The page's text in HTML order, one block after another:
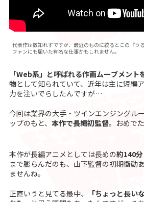
代表作は数知れずですが、最近のものに絞るとこの『う
ファンにも届いた有名な仕事かもしれません。
「Web系」と呼ばれる作画ムーブメン
物として知られていて、近年は主に短編
力を注いでらしたんですが…
今回は業界の大手・ツインエンジングル
ップのもと、本作で長編初監督。おめで
本作が長編アニメとしては長めの約140分
まで膨らんだのも、山下監督の初期衝動
ませんね。
正直いうと見てる最中、
「ちょっと長い